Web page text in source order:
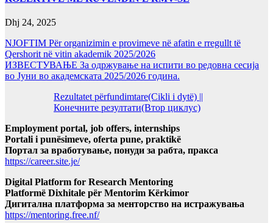
Dhj 24, 2025
NJOFTIM Për organizimin e provimeve në afatin e rregullt të
Qershorit në vitin akademik 2025/2026
ИЗВЕСТУВАЊЕ За одржување на испити во редовна сесија
во Јуни во академската 2025/2026 година.
Rezultatet përfundimtare(Cikli i dytë) ||
Конечните резултати(Втор циклус)
Employment portal, job offers, internships
Portali i punësimeve, oferta pune, praktikë
Портал за вработување, понуди за рабта, пракса
https://career.site.je/
Digital Platform for Research Mentoring
Platformë Dixhitale për Mentorim Kërkimor
Дигитална платформа за менторство на истражувања
https://mentoring.free.nf/